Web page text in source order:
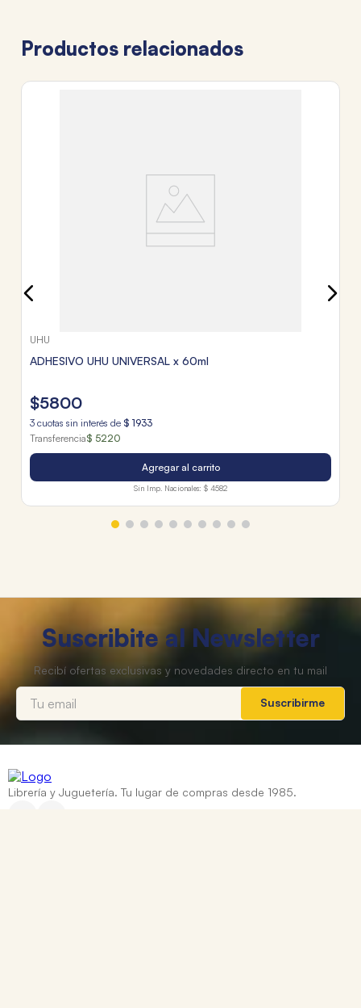
Productos relacionados
UHU
ADHESIVO UHU UNIVERSAL x 60ml
$5800
3 cuotas sin interés de $ 1933
Transferencia$ 5220
Agregar al carrito
Sin Imp. Nacionales: $ 4582
Suscribite al Newsletter
Suscribirme
Librería y Juguetería. Tu lugar de compras desde 1985.